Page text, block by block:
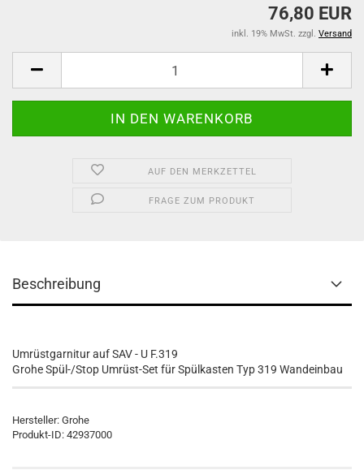
76,80 EUR
inkl. 19% MwSt. zzgl. Versand
AUF DEN MERKZETTEL
FRAGE ZUM PRODUKT
Beschreibung
Umrüstgarnitur auf SAV - U F.319
Grohe Spül-/Stop Umrüst-Set für Spülkasten Typ 319 Wandeinbau
Hersteller: Grohe
Produkt-ID: 42937000